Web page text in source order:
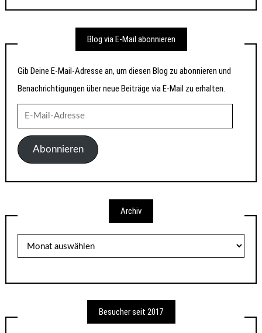
Blog via E-Mail abonnieren
Gib Deine E-Mail-Adresse an, um diesen Blog zu abonnieren und
Benachrichtigungen über neue Beiträge via E-Mail zu erhalten.
Mail-
AdresseAbonnieren
Archiv
Besucher seit 2017